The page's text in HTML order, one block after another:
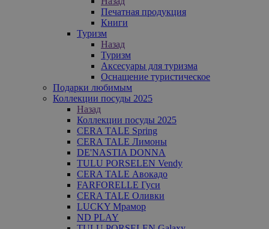
Печатная продукция
Книги
Туризм
Назад
Туризм
Аксесуары для туризма
Оснащение туристическое
Подарки любимым
Коллекции посуды 2025
Назад
Коллекции посуды 2025
CERA TALE Spring
CERA TALE Лимоны
DE'NASTIA DONNA
TULU PORSELEN Vendy
CERA TALE Авокадо
FARFORELLE Гуси
CERA TALE Оливки
LUCKY Мрамор
ND PLAY